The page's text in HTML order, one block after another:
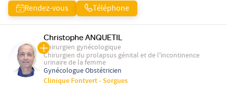
Rendez-vous Téléphone
Christophe ANQUETIL
Chirurgien gynécologique
Chirurgien du prolapsus génital et de l'incontinence
urinaire de la femme
Gynécologue Obstétricien
Clinique Fontvert - Sorgues